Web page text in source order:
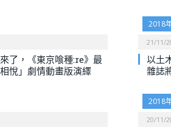
了，《東京喰種:re》最
悅」劇情動畫版演繹
2018
21/11/
以土
雜誌
2018
20/11/